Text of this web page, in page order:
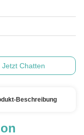
Jetzt Chatten
Beschreibung